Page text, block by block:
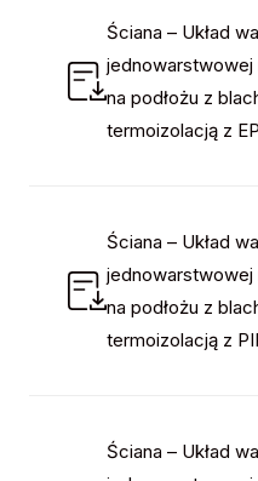
Ściana – Układ
na podłożu z
termoizolacją z
Ściana – Układ
na podłożu z
termoizolacją z
Ściana – Układ